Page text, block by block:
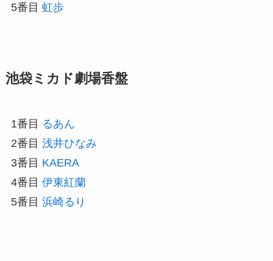
5番目 虹歩
池袋ミカド劇場香盤
1番目 るあん
2番目 浅井ひなみ
3番目 KAERA
4番目 伊東紅蘭
5番目 浜崎るり